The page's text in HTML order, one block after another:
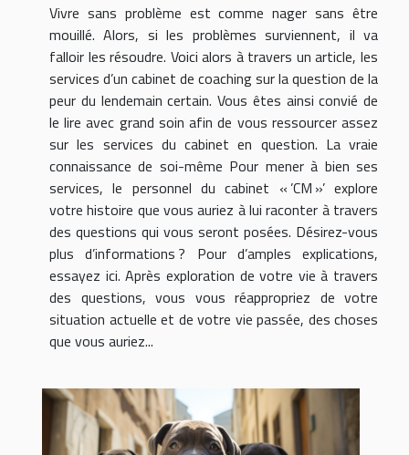
Vivre sans problème est comme nager sans être
mouillé. Alors, si les problèmes surviennent, il va
falloir les résoudre. Voici alors à travers un article, les
services d’un cabinet de coaching sur la question de la
peur du lendemain certain. Vous êtes ainsi convié de
le lire avec grand soin afin de vous ressourcer assez
sur les services du cabinet en question. La vraie
connaissance de soi-même Pour mener à bien ses
services, le personnel du cabinet « ’CM »’ explore
votre histoire que vous auriez à lui raconter à travers
des questions qui vous seront posées. Désirez-vous
plus d’informations ? Pour d’amples explications,
essayez ici. Après exploration de votre vie à travers
des questions, vous vous réappropriez de votre
situation actuelle et de votre vie passée, des choses
que vous auriez...